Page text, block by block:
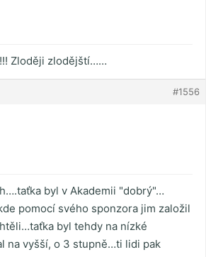
Zloději zlodějští……
#1556
byl v Akademii "dobrý"…
pomocí svého sponzora jim založil
byl tehdy na nízké
na vyšší, o 3 stupně…ti lidi pak